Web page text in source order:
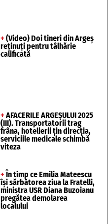
+ (Video) Doi tineri din Argeș
reținuți pentru tâlhărie
calificată
+ AFACERILE ARGEȘULUI 2025
(III). Transportatorii trag
frâna, hotelierii țin direcția,
serviciile medicale schimbă
viteza
+ În timp ce Emilia Mateescu
își sărbătorea ziua la Fratelli,
ministra USR Diana Buzoianu
pregătea demolarea
localului